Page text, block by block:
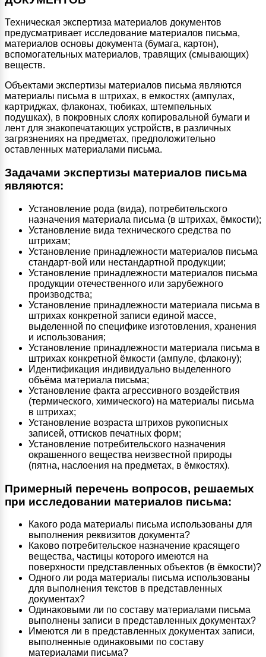
Техническая экспертиза материалов документов
предусматривает исследование материалов письма,
материалов основы документа (бумага, картон),
вспомогательных материалов, травящих (смывающих)
веществ.
Объектами экспертизы материалов письма являются
материалы письма в штрихах, в емкостях (ампулах,
картриджах, флаконах, тюбиках, штемпельных
подушках), в покровных слоях копировальной бумаги и
лент для знакопечатающих устройств, в различных
загрязнениях на предметах, предположительно
оставленных материалами письма.
Задачами экспертизы материалов письма
являются:
Установление рода (вида), потребительского
назначения материала письма (в штрихах, ёмкости);
Установление вида технического средства по
штрихам;
Установление принадлежности материалов письма
стандарт-вой или нестандартной продукции;
Установление принадлежности материалов письма
продукции отечественного или зарубежного
производства;
Установление принадлежности материала письма в
штрихах конкретной записи единой массе,
выделенной по специфике изготовления, хранения
и использования;
Установление принадлежности материала письма в
штрихах конкретной ёмкости (ампуле, флакону);
Идентификация индивидуально выделенного
объёма материала письма;
Установление факта агрессивного воздействия
(термического, химического) на материалы письма
в штрихах;
Установление возраста штрихов рукописных
записей, оттисков печатных форм;
Установление потребительского назначения
окрашенного вещества неизвестной природы
(пятна, наслоения на предметах, в ёмкостях).
Примерный перечень вопросов, решаемых
при исследовании материалов письма:
Какого рода материалы письма использованы для
выполнения реквизитов документа?
Каково потребительское назначение красящего
вещества, частицы которого имеются на
поверхности представленных объектов (в ёмкости)?
Одного ли рода материалы письма использованы
для выполнения текстов в представленных
документах?
Одинаковыми ли по составу материалами письма
выполнены записи в представленных документах?
Имеются ли в представленных документах записи,
выполненные одинаковыми по составу
материалами письма?